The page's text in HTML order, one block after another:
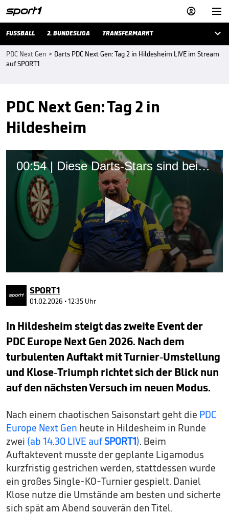


FUSSBALL 2. BUNDESLIGA TRANSFERMARKT 
PDC Next Gen > Darts PDC Next Gen: Tag 2 in Hildesheim LIVE im Stream
auf SPORT1
PDC Next Gen: Tag 2 in
Hildesheim
00:54 | Diese Darts-Stars sind bei der Premier League dabei
seconds
of
54
seconds
SPORT1
01.02.2026 • 12:35 Uhr
In Hildesheim steigt das zweite Event der
PDC Europe Next Gen 2026. Nach dem
turbulenten Auftakt mit Turnier-Umstellung
und Klose-Triumph richtet sich der Blick nun
auf den nächsten Versuch im neuen Modus.
Nach einem chaotischen Saisonstart geht die PDC
Europe Next Gen heute in Hildesheim in Runde
zwei (ab 14.30 LIVE aufSPORT1). Beim
Auftaktevent musste der geplante Ligamodus
kurzfristig gestrichen werden, stattdessen wurde
ein großes Single-KO-Turnier gespielt. Daniel
Klose nutze die Umstände am besten und sicherte
sich spät am Abend souverän den Titel.